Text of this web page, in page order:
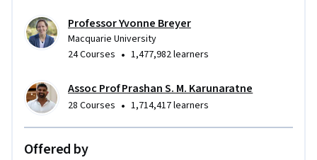
Professor Yvonne Breyer
Macquarie University
24 Courses • 1,477,982 learners
Assoc Prof Prashan S. M. Karunaratne
28 Courses • 1,714,417 learners
Offered by